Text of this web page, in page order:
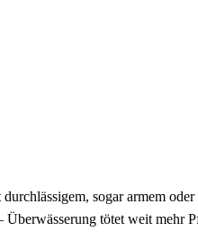
sogar armem
tötet weit mehr